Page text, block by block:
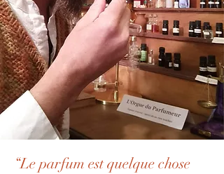
“Le parfum est quelque chose